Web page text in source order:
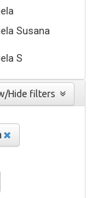
Susana
S